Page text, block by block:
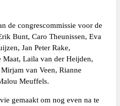
de congrescommissie voor de
Bunt, Caro Theunissen, Eva
Jan Peter Rake,
Maat, Laila van der Heijden,
van Veen, Rianne
Meuffels.
gemaakt om nog even na te